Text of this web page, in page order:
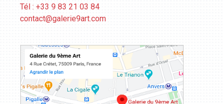
Tél : +33 9 83 21 03 84
contact@galerie9art.com